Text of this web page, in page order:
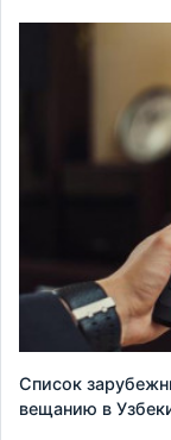
Список
вещанию в